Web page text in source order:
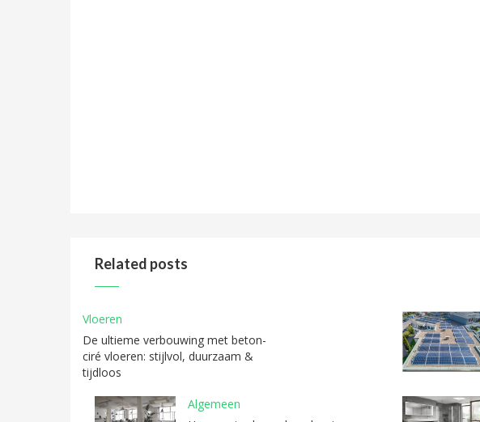
Related posts
Vloeren
De ultieme verbouwing met beton-
ciré vloeren: stijlvol, duurzaam &
tijdloos
Algemeen